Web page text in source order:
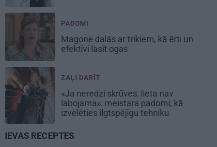
PADOMI
Magone dalās ar trikiem, kā ērti un
efektīvi lasīt ogas
ZAĻI DARĪT
«Ja neredzi skrūves, lieta nav
labojama»: meistara padomi, kā
izvēlēties ilgtspējīgu tehniku
IEVAS RECEPTES